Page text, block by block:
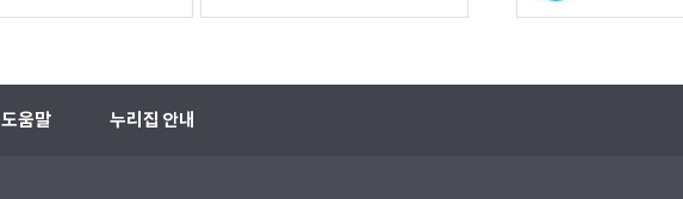
도움말 누리집 안내